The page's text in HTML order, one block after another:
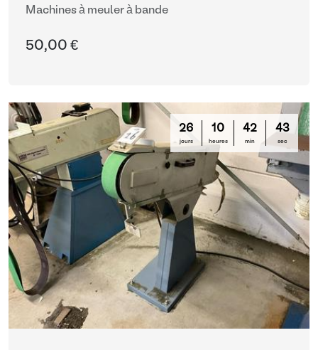
Machines à meuler à bande
50,00 €
26
jours
10
heures
42
min
42
sec